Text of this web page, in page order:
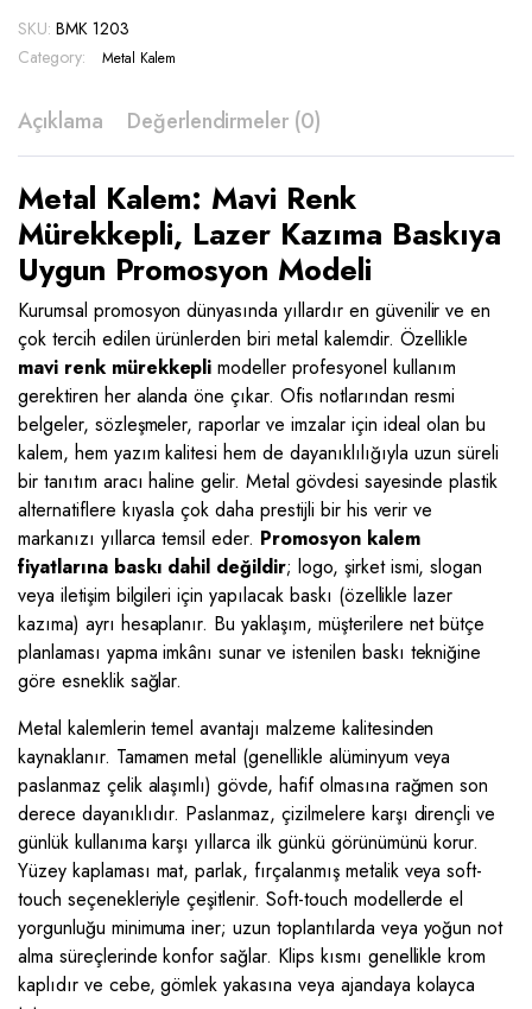
quantity
SKU: BMK 1203
Category:
Metal Kalem
Açıklama Değerlendirmeler (0)
Metal Kalem: Mavi Renk
Mürekkepli, Lazer Kazıma Baskıya
Uygun Promosyon Modeli
Kurumsal promosyon dünyasında yıllardır en güvenilir ve en
çok tercih edilen ürünlerden biri metal kalemdir. Özellikle
mavi renk mürekkepli modeller profesyonel kullanım
gerektiren her alanda öne çıkar. Ofis notlarından resmi
belgeler, sözleşmeler, raporlar ve imzalar için ideal olan bu
kalem, hem yazım kalitesi hem de dayanıklılığıyla uzun süreli
bir tanıtım aracı haline gelir. Metal gövdesi sayesinde plastik
alternatiflere kıyasla çok daha prestijli bir his verir ve
markanızı yıllarca temsil eder. Promosyon kalem
fiyatlarına baskı dahil değildir; logo, şirket ismi, slogan
veya iletişim bilgileri için yapılacak baskı (özellikle lazer
kazıma) ayrı hesaplanır. Bu yaklaşım, müşterilere net bütçe
planlaması yapma imkânı sunar ve istenilen baskı tekniğine
göre esneklik sağlar.
Metal kalemlerin temel avantajı malzeme kalitesinden
kaynaklanır. Tamamen metal (genellikle alüminyum veya
paslanmaz çelik alaşımlı) gövde, hafif olmasına rağmen son
derece dayanıklıdır. Paslanmaz, çizilmelere karşı dirençli ve
günlük kullanıma karşı yıllarca ilk günkü görünümünü korur.
Yüzey kaplaması mat, parlak, fırçalanmış metalik veya soft-
touch seçenekleriyle çeşitlenir. Soft-touch modellerde el
yorgunluğu minimuma iner; uzun toplantılarda veya yoğun not
alma süreçlerinde konfor sağlar. Klips kısmı genellikle krom
kaplıdır ve cebe, gömlek yakasına veya ajandaya kolayca